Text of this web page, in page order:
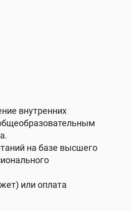
внутренних
на базе высшего
или оплата